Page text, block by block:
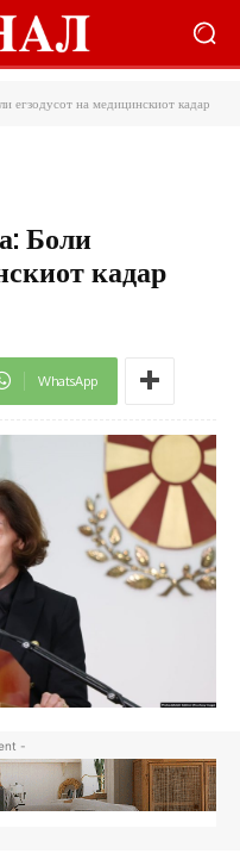
егзодусот на медицинскиот кадар
Боли
кадар
WhatsApp
-